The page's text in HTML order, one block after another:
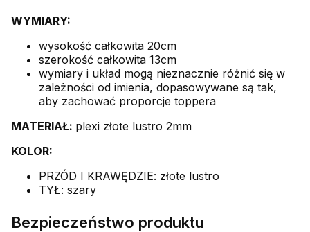
WYMIARY:
wysokość całkowita 20cm
szerokość całkowita 13cm
wymiary i układ mogą nieznacznie różnić się w
zależności od imienia, dopasowywane są tak,
aby zachować proporcje toppera
MATERIAŁ: plexi złote lustro 2mm
KOLOR:
PRZÓD I KRAWĘDZIE: złote lustro
TYŁ: szary
Bezpieczeństwo produktu